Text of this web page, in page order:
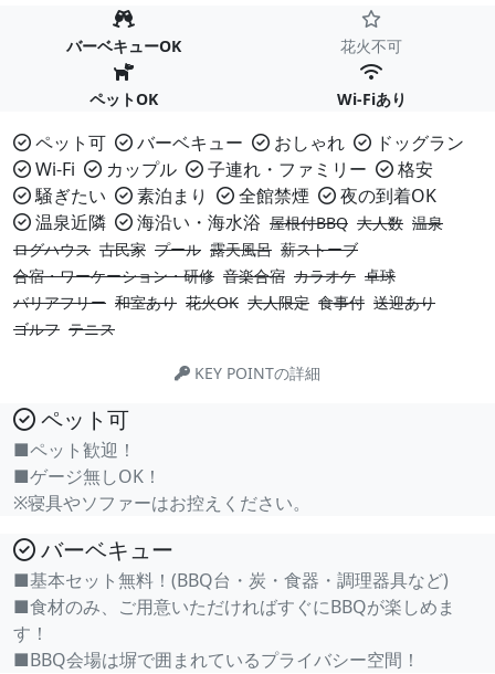
バーベキューOK 花火不可
ペットOK Wi-Fiあり
ペット可 バーベキュー おしゃれ
ドッグラン
Wi-Fi
カップル 子連れ・ファミリー
格安
騒ぎたい
素泊まり 全館禁煙
夜の到着OK
温泉近隣
海沿い・海水浴 屋根付BBQ 大人数 温泉
ログハウス 古民家 プール 露天風呂 薪ストーブ
合宿・ワーケーション・研修 音楽合宿 カラオケ 卓球
バリアフリー 和室あり 花火OK 大人限定 食事付 送迎あり
ゴルフ テニス
KEY POINTの詳細
ペット可
■ペット歓迎！
■ゲージ無しOK！
※寝具やソファーはお控えください。
バーベキュー
■基本セット無料！(BBQ台・炭・食器・調理器具など)
■食材のみ、ご用意いただければすぐにBBQが楽しめま
す！
■BBQ会場は塀で囲まれているプライバシー空間！